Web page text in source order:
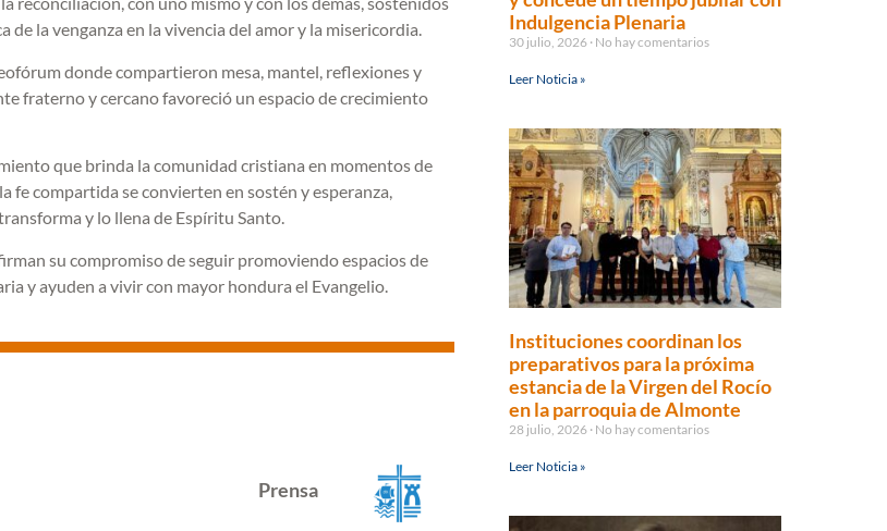
la venganza en la vivencia del amor y la misericordia.
donde compartieron mesa, mantel, reflexiones y
fraterno y cercano favoreció un espacio de crecimiento
que brinda la comunidad cristiana en momentos de
fe compartida se convierten en sostén y esperanza,
y lo llena de Espíritu Santo.
su compromiso de seguir promoviendo espacios de
y ayuden a vivir con mayor hondura el Evangelio.
Prensa
Indulgencia Plenaria
30 julio, 2026 No hay comentarios
Leer Noticia »
Instituciones coordinan los
preparativos para la próxima
estancia de la Virgen del Rocío
en la parroquia de Almonte
28 julio, 2026 No hay comentarios
Leer Noticia »